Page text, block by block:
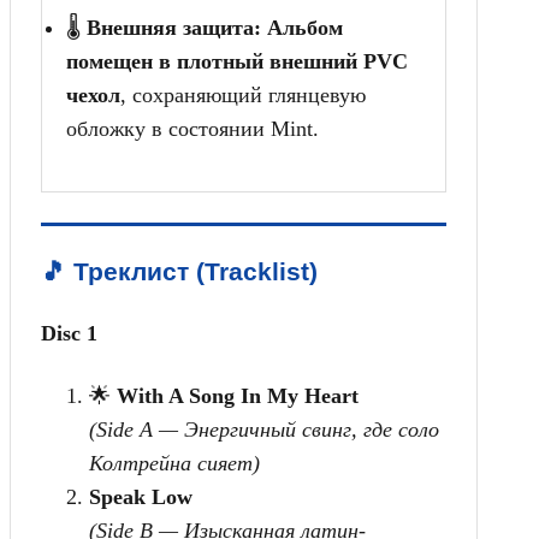
🌡️ Внешняя защита: Альбом
помещен в плотный внешний PVC
чехол, сохраняющий глянцевую
обложку в состоянии Mint.
🎵 Треклист (Tracklist)
Disc 1
🌟 With A Song In My Heart
(Side A — Энергичный свинг, где соло
Колтрейна сияет)
Speak Low
(Side B — Изысканная латин-